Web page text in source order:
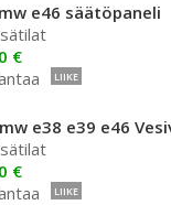
e46 säätöpaneli
€
LIIKE
e38 e39 e46
€
LIIKE